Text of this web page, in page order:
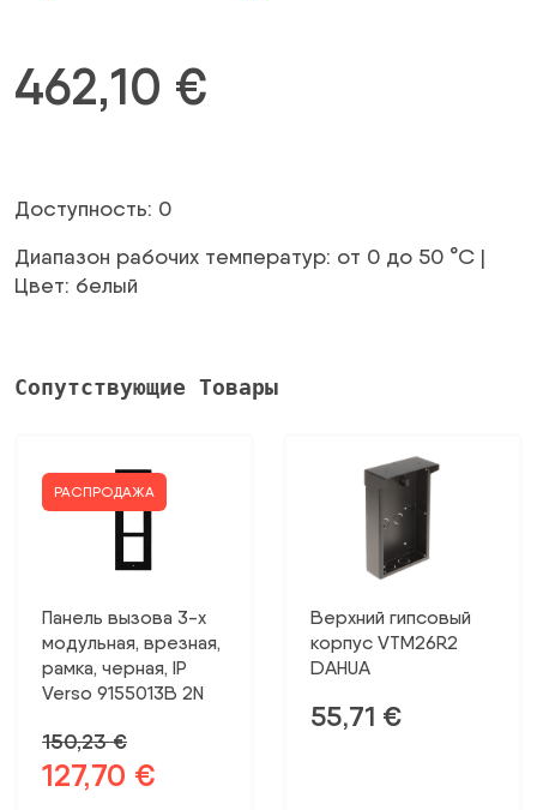
462,10 €
Доступность: 0
Диапазон рабочих температур: от 0 до 50 °C |
Цвет: белый
Сопутствующие Товары
РАСПРОДАЖА
Панель вызова 3-х
модульная, врезная,
рамка, черная, IP
Verso 9155013B 2N
150,23€
Первоначальная
127,70 €
Верхний гипсовый
корпус VTM26R2
DAHUA
55,71 €